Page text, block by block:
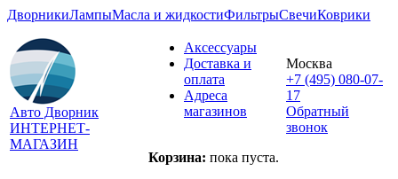
ДворникиЛампыМасла и жидкостиФильтрыСвечиКоврики
Авто Дворник
ИНТЕРНЕТ-
МАГАЗИН
Аксессуары
Доставка и
оплата
Адреса
магазинов
Корзина: пока пуста.
Москва
+7 (495) 080-07-
17
Обратный
звонок